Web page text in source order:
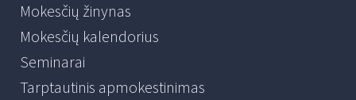
Mokesčių žinynas
Mokesčių kalendorius
Seminarai
Tarptautinis apmokestinimas